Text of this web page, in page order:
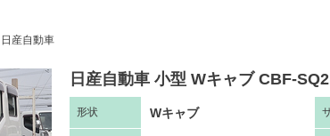
日産自動車
日産自動車 小型 Wキャブ CBF-
形状 Wキャブ